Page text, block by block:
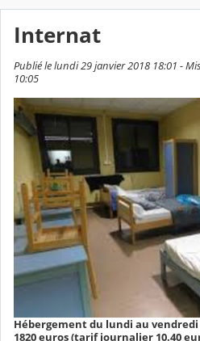
Internat
Publié le lundi 29 janvier 2018 18:01 -
10:05
Hébergement du lundi au
1820 euros (tarif journalier 10.40